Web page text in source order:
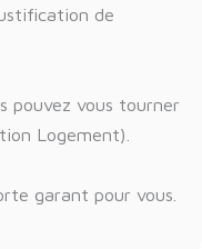
de
pouvez vous tourner
Logement).
garant pour vous.